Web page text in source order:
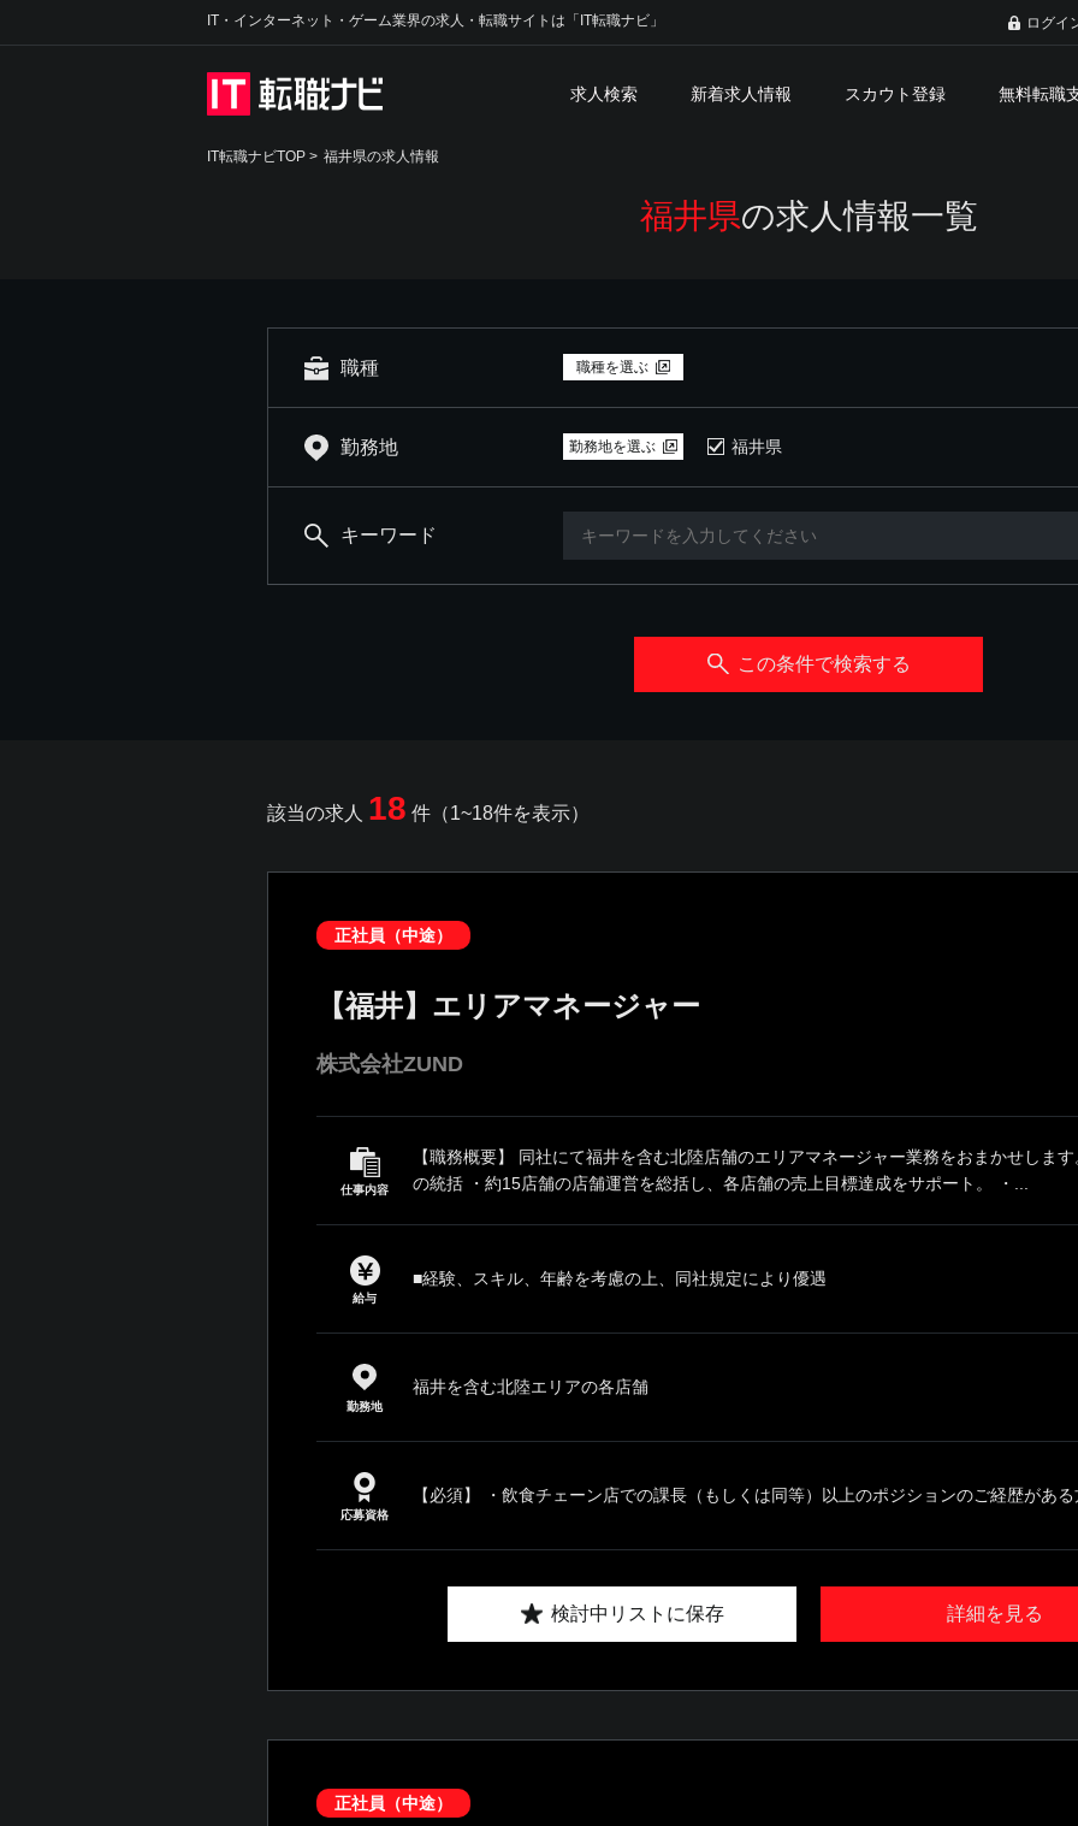
IT・インターネット・ゲーム業界の求人・転職サイトは「IT転職ナビ」 ログイ
求人検索 新着求人情報 スカウト登録 無料転職
IT転職ナビTOP > 福井県の求人情報
福井県の求人情報一覧
職種 職種を選ぶ
勤務地 勤務地を選ぶ 福井県
キーワード
この条件で検索する
該当の求人 18 件（1~18件を表示）
正社員（中途）
【福井】エリアマネージャー
株式会社ZUND
仕事内容
【職務概要】 同社にて福井を含む北陸店舗のエリアマネージャー業務をおまかせしま
の統括 ・約15店舗の店舗運営を総括し、各店舗の売上目標達成をサポート。 ・...
給与
■経験、スキル、年齢を考慮の上、同社規定により優遇
勤務地
福井を含む北陸エリアの各店舗
応募資格
【必須】 ・飲食チェーン店での課長（もしくは同等）以上のポジションのご経歴がある
詳細を見る
検討中リストに保存
正社員（中途）